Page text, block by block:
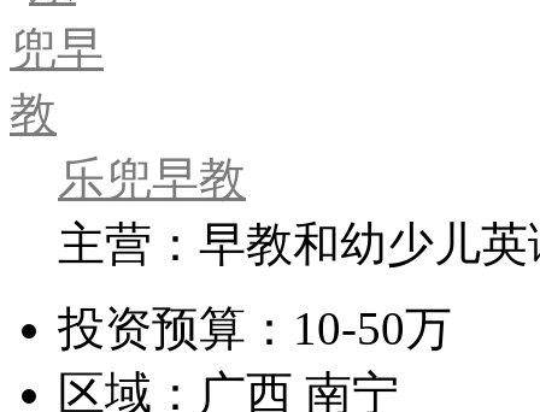
乐兜早教
主营：早教和幼少儿英
投资预算： 10-50万
区域： 广西 南宁